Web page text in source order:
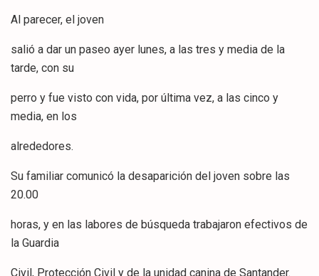
Al parecer, el joven
salió a dar un paseo ayer lunes, a las tres y media de la
tarde, con su
perro y fue visto con vida, por última vez, a las cinco y
media, en los
alrededores.
Su familiar comunicó la desaparición del joven sobre las
20.00
horas, y en las labores de búsqueda trabajaron efectivos de
la Guardia
Civil, Protección Civil y de la unidad canina de Santander.